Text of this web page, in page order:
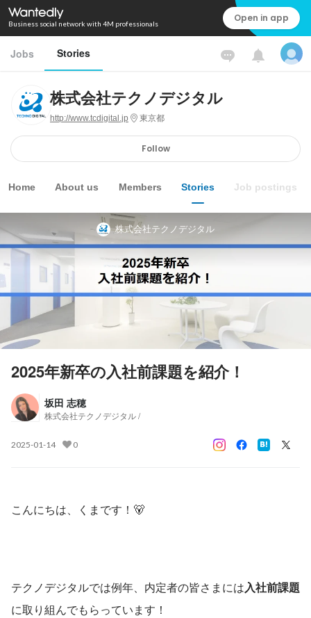
Business social network with 4M professionals Open in app
Jobs Stories
株式会社テクノデジタル
http://www.tcdigital.jp 東京都
Follow
Home About us Members Stories Job postings
株式会社テクノデジタル
2025年新卒の入社前課題を紹介！
坂田 志穂
株式会社テクノデジタル /
2025-01-14 0
こんにちは、くまです！🐻
テクノデジタルでは例年、内定者の皆さまには入社前課題
に取り組んでもらっています！